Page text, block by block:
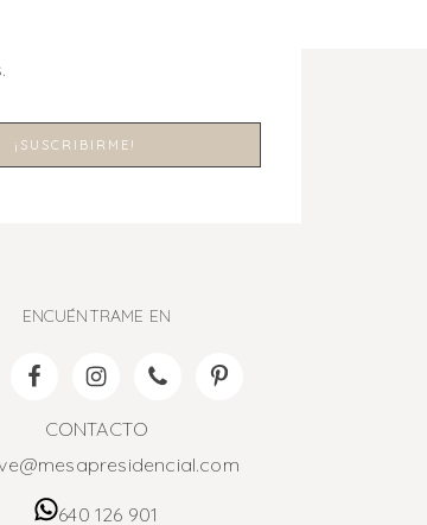
ENCUÉNTRAME EN
CONTACTO
640 126 901